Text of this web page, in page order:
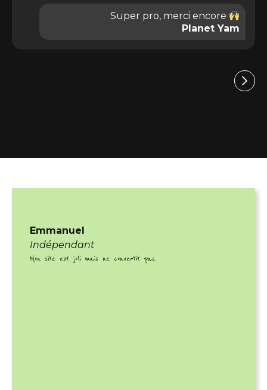
Super pro, merci encore
Planet Yam
Emmanuel
Indépendant
Mon site est joli mais ne convertit pas.